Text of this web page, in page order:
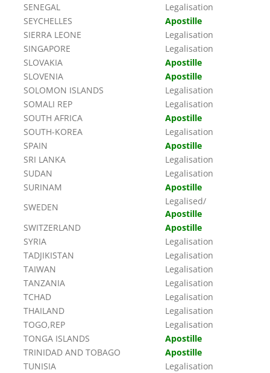
SENEGAL
Legalisation
SEYCHELLES
Apostille
SIERRA LEONE
Legalisation
SINGAPORE
Legalisation
SLOVAKIA
Apostille
SLOVENIA
Apostille
SOLOMON ISLANDS
Legalisation
SOMALI REP
Legalisation
SOUTH AFRICA
Apostille
SOUTH-KOREA
Legalisation
SPAIN
Apostille
SRI LANKA
Legalisation
SUDAN
Legalisation
SURINAM
Apostille
SWEDEN
Legalised/
Apostille
SWITZERLAND
Apostille
SYRIA
Legalisation
TADJIKISTAN
Legalisation
TAIWAN
Legalisation
TANZANIA
Legalisation
TCHAD
Legalisation
THAILAND
Legalisation
TOGO,REP
Legalisation
TONGA ISLANDS
Apostille
TRINIDAD AND TOBAGO
Apostille
TUNISIA
Legalisation